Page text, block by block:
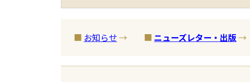
■ お知らせ→ ■ ニューズレター・出版→